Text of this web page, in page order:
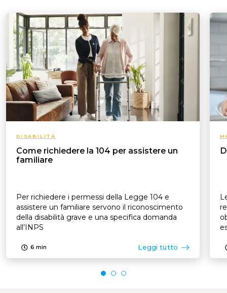
DISABILITÀ
Come richiedere la 104 per assistere un
familiare
Per richiedere i permessi della Legge 104 e
assistere un familiare servono il riconoscimento
della disabilità grave e una specifica domanda
all’INPS
6 min Leggi tutto